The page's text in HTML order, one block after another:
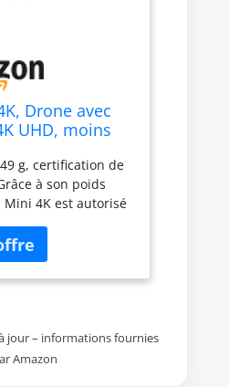
Drone avec
UHD, moins
g, certification de
à son poids
4K est autorisé
les catégories A1 et
ne sont pas
des tests.
HD et nacelle à 3
saisissants dans
de
jour – informations fournies
Amazon